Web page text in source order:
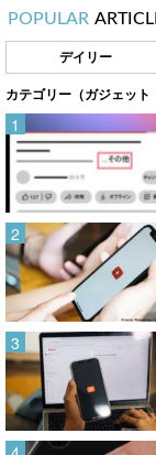
POPULAR
デイリー
カテゴリー（ガジェット